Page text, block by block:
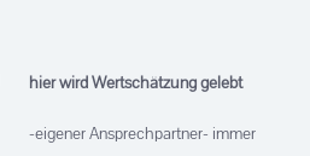
hier wird Wertschätzung gelebt
-eigener Ansprechpartner- immer